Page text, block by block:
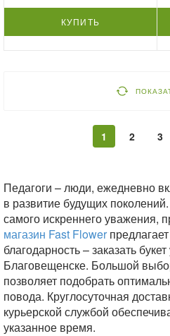
КУПИТЬ
1 2 3
Педагоги – люди, ежедневно
в развитие будущих
самого искреннего уважения,
магазин Fast Flower
благодарность – заказать
Благовещенске. Большой
позволяет подобрать
повода. Круглосуточная
курьерской службой
указанное время.